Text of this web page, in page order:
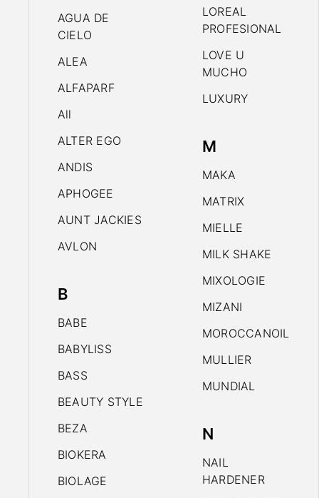
AGUA DE
CIELO
ALEA
ALFAPARF
All
ALTER EGO
ANDIS
APHOGEE
AUNT JACKIES
AVLON
B
BABE
BABYLISS
BASS
BEAUTY STYLE
BEZA
BIOKERA
BIOLAGE
LOREAL
PROFESIONAL
LOVE U
MUCHO
LUXURY
M
MAKA
MATRIX
MIELLE
MILK SHAKE
MIXOLOGIE
MIZANI
MOROCCANOIL
MULLIER
MUNDIAL
N
NAIL
HARDENER